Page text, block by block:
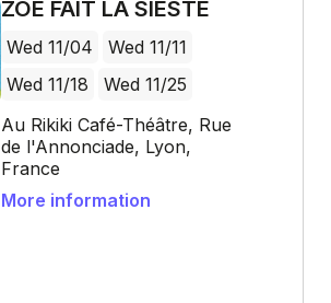
ZOÉ FAIT LA SIESTE
Wed 11/04
Wed 11/11
Wed 11/18
Wed 11/25
Au Rikiki Café-Théâtre, Rue
de l'Annonciade, Lyon,
France
More information